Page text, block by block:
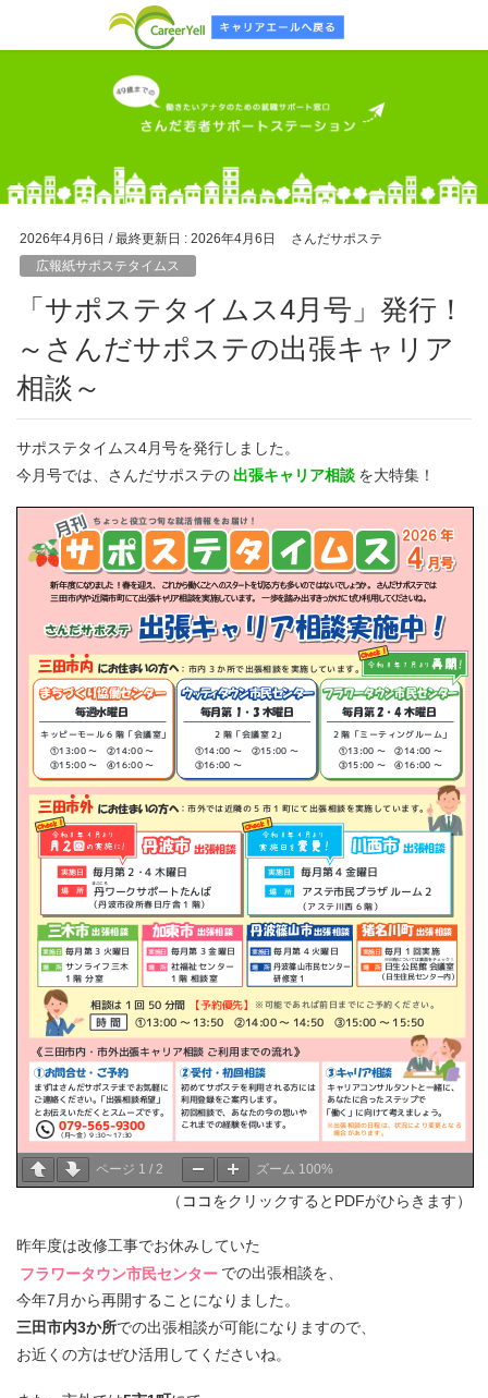
2026年4月6日 / 最終更新日 : 2026年4月6日
さんだサポステ
広報紙サポステタイムス
「サポステタイムス4月号」発行！
～さんだサポステの出張キャリア
相談～
サポステタイムス4月号を発行しました。
今月号では、さんだサポステの 出張キャリア相談 を大特集！
ページ 1 / 2 ズーム 100%
（ ココをクリックするとPDFがひらきます）
昨年度は改修工事でお休みしていた
フラワータウン市民センター での出張相談を、
今年7月から再開することになりました。
三田市内3か所での出張相談が可能になりますので、
お近くの方はぜひ活用してくださいね。